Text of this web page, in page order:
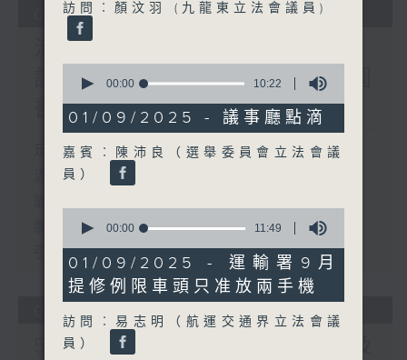
07/08/2026
流動圖書館使用人數參差 申
訴專員主動調查康文署三項圖
書館服務
足本 Full (HKT 17:00 - 18:00)
流動圖書館使用人數參差 申訴專員主動
服務業總工會公布《預防工作時中暑指
引》執行情況調查結果
06/08/2026
5歲男童被虐致死 母親誤殺及
訪問︰顏汶羽 (九龍東立法會議員)
seconds
10
minutes,
22
seconds
00:00 10:22
01/09/2025 - 議事廳點滴
嘉賓︰陳沛良（選舉委員會立法會議
員）
seconds
11
minutes,
49
seconds
00:00 11:49
01/09/2025 - 運輸署9月
提修例限車頭只准放兩手機
訪問︰易志明（航運交通界立法會議
員）